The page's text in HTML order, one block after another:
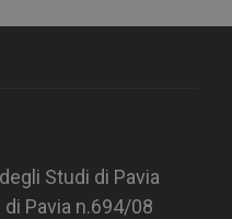
Studi di Pavia
Pavia n.694/08